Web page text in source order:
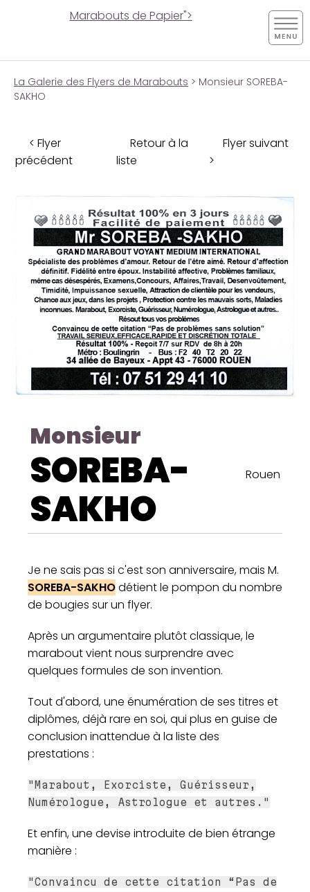
Marabouts de Papier">
La Galerie des Flyers de Marabouts > Monsieur SOREBA-
SAKHO
< Flyer
précédent
Retour à la
liste
Flyer suivant
>
Monsieur
SOREBA-
SAKHO
Rouen
Je ne sais pas si c'est son anniversaire, mais M.
SOREBA-SAKHOdétient le pompon du nombre
de bougies sur un flyer.
Après un argumentaire plutôt classique, le
marabout vient nous surprendre avec
quelques formules de son invention.
Tout d'abord, une énumération de ses titres et
diplômes, déjà rare en soi, qui plus en guise de
conclusion inattendue à la liste des
prestations :
"Marabout, Exorciste, Guérisseur,
Numérologue, Astrologue et autres."
Et enfin, une devise introduite de bien étrange
manière :
"Convaincu de cette citation “Pas de